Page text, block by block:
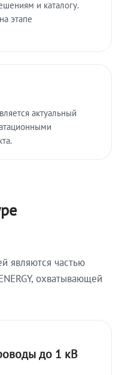
и каталогу.
этапе
актуальный
являются частью
охватывающей
до 1 кВ